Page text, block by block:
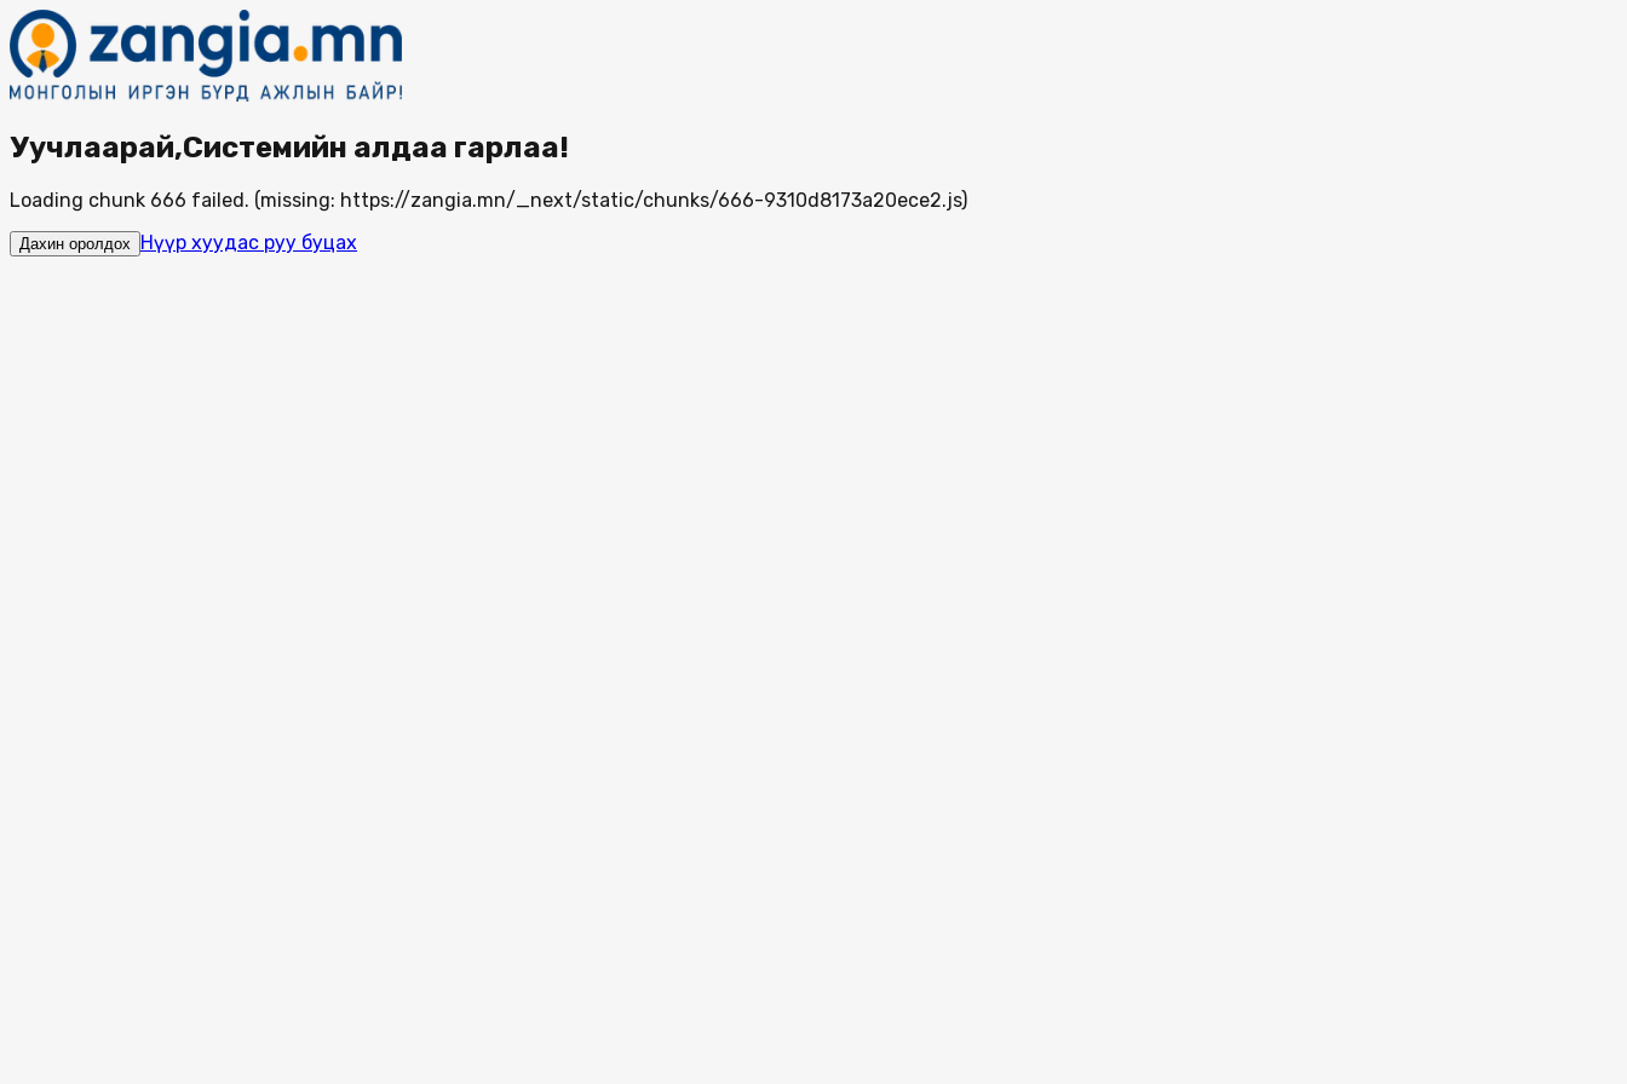
Уучлаарай,Системийн алдаа гарлаа!
Loading chunk 666 failed. (missing: https://zangia.mn/_next/static/chunks/666-9310d8173a20ece2.js)
Дахин оролдох Нүүр хуудас руу буцах